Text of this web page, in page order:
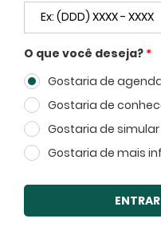
O que você deseja? *
Gostaria de
Gostaria de
Gostaria de
Gostaria de mais